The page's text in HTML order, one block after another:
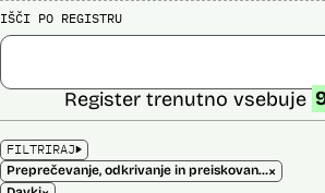
IŠČI PO REGISTRU
FILTRIRAJ
Preprečevanje, odkrivanje in preiskovanje kaznivih dejanj×
Register trenutno vsebuje